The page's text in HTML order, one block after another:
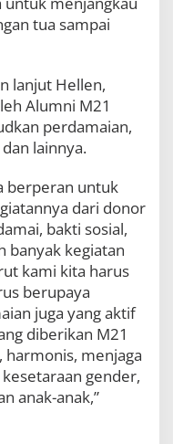
tua sampai
lanjut Hellen,
Alumni M21
perdamaian,
lainnya.
berperan untuk
dari donor
bakti sosial,
banyak kegiatan
kami kita harus
berupaya
juga yang aktif
diberikan M21
harmonis, menjaga
gender,
anak-anak,”